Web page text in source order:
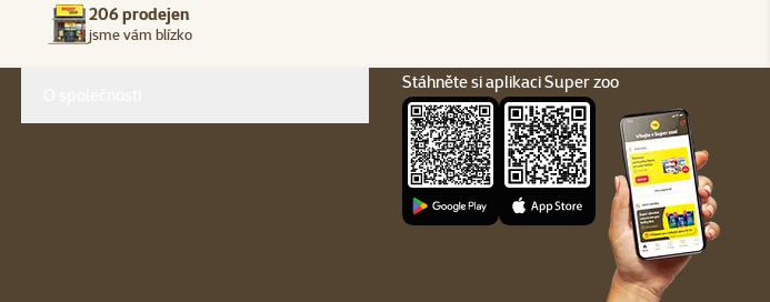
206 prodejen
jsme vám blízko
Stáhněte si aplikaci Super zoo